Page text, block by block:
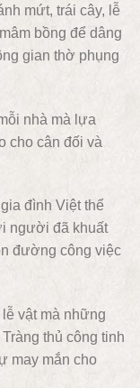
mứt, trái cây, lễ
bồng để dâng
gian thờ phụng
nhà mà lựa
cho cân đối và
đình Việt thể
người đã khuất
đường công việc
vật mà những
thủ công tinh
may mắn cho